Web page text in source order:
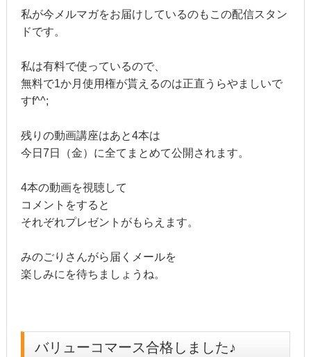
私が今メルマガをお届けしているのもこの配信スタン
ドです。
私は有料で使っているので、
無料で1か月使用権が貰えるのは正直うらやましいで
すf^^;
残りの動画講座はあと4本は
今日7日（金）に全てまとめて公開されます。
4本の動画を視聴して
コメントをすると
それぞれプレゼントがもらえます。
みのごりさんがら届くメールを
楽しみにを待ちましょうね。
バリューコマース合格しました♪